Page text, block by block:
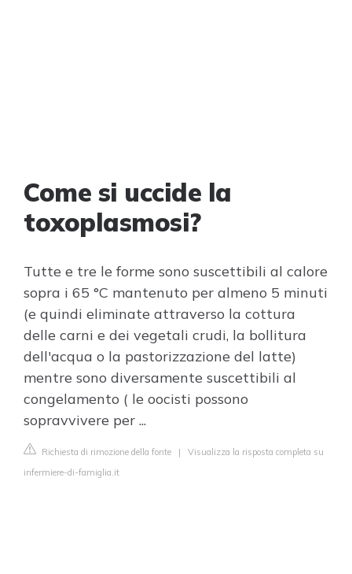
Come si uccide la
toxoplasmosi?
Tutte e tre le forme sono suscettibili al calore
sopra i 65 °C mantenuto per almeno 5 minuti
(e quindi eliminate attraverso la cottura
delle carni e dei vegetali crudi, la bollitura
dell'acqua o la pastorizzazione del latte)
mentre sono diversamente suscettibili al
congelamento ( le oocisti possono
sopravvivere per ...
Richiesta di rimozione della fonte | Visualizza la risposta completa su
infermiere-di-famiglia.it